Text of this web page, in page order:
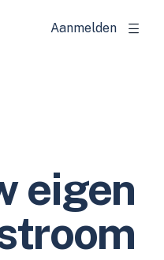
Aanmelden
eigen